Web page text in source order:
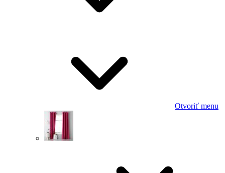
Otvoriť menu